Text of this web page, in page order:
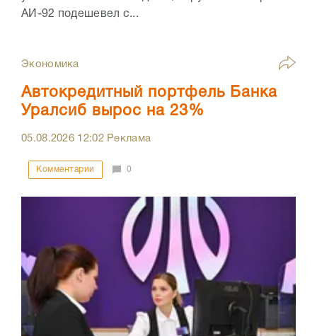
АИ-92 подешевел с...
Экономика
Автокредитный портфель Банка
Уралсиб вырос на 23%
05.08.2026 12:02Реклама
Комментарии 0